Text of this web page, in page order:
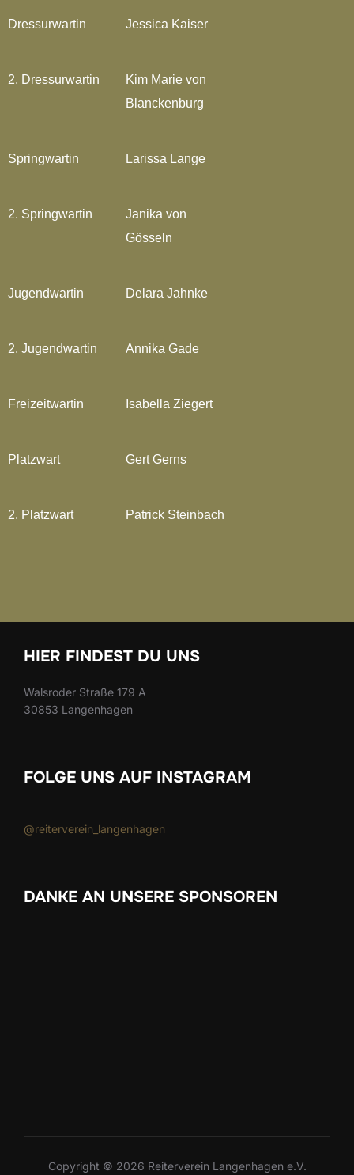
Dressurwartin Jessica Kaiser
2. Dressurwartin
Kim Marie von
Blanckenburg
Springwartin Larissa Lange
2. Springwartin
Janika von
Gösseln
Jugendwartin Delara Jahnke
2. Jugendwartin Annika Gade
Freizeitwartin Isabella Ziegert
Platzwart Gert Gerns
2. Platzwart Patrick Steinbach
HIER FINDEST DU UNS
Walsroder Straße 179 A
30853 Langenhagen
FOLGE UNS AUF INSTAGRAM
@reiterverein_langenhagen
DANKE AN UNSERE SPONSOREN
Copyright © 2026 Reiterverein Langenhagen e.V.